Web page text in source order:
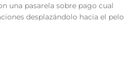
una pasarela sobre pago cual
desplazándolo hacia el pelo